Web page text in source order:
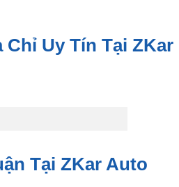
Chỉ Uy Tín Tại ZKar
Tại ZKar Auto